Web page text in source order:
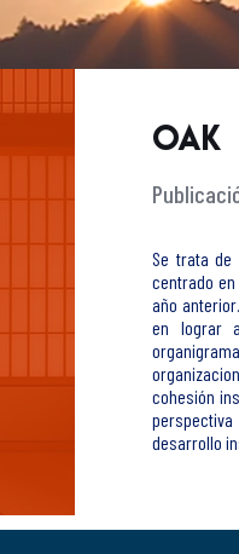
OAK
Se trata de
centrado
año
en lograr
cohesión
desarrollo